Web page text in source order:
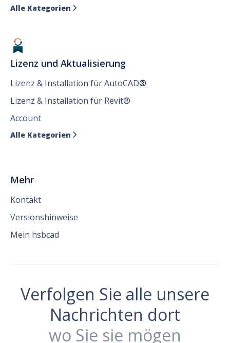
Alle Kategorien 
Lizenz und Aktualisierung
Lizenz & Installation für AutoCAD®
Lizenz & Installation für Revit®
Account
Alle Kategorien 
Mehr
Kontakt
Versionshinweise
Mein hsbcad
Verfolgen Sie alle unsere
Nachrichten dort
wo Sie sie mögen